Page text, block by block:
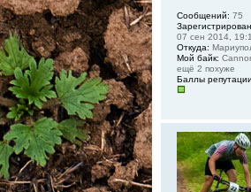
Сообщений: 75
07 сен 2014,
Откуда:
Мой байк:
ещё 2 похуже
Баллы